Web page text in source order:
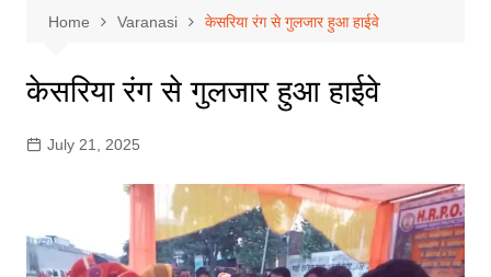
Home Varanasi केसरिया रंग से गुलजार हुआ हाईवे
केसरिया रंग से गुलजार हुआ हाईवे
July 21, 2025